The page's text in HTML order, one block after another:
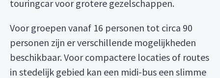
touringcar voor grotere gezelschappen.
Voor groepen vanaf 16 personen tot circa 90
personen zijn er verschillende mogelijkheden
beschikbaar. Voor compactere locaties of routes
in stedelijk gebied kan een midi-bus een slimme